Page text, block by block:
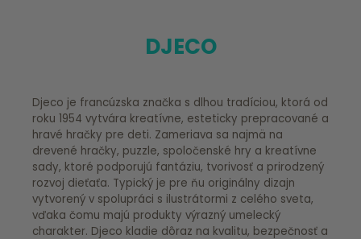
DJECO
Djeco je francúzska značka s dlhou tradíciou, ktorá od
roku 1954 vytvára kreatívne, esteticky prepracované a
hravé hračky pre deti. Zameriava sa najmä na
drevené hračky, puzzle, spoločenské hry a kreatívne
sady, ktoré podporujú fantáziu, tvorivosť a prirodzený
rozvoj dieťaťa. Typický je pre ňu originálny dizajn
vytvorený v spolupráci s ilustrátormi z celého sveta,
vďaka čomu majú produkty výrazný umelecký
charakter. Djeco kladie dôraz na kvalitu, bezpečnosť a